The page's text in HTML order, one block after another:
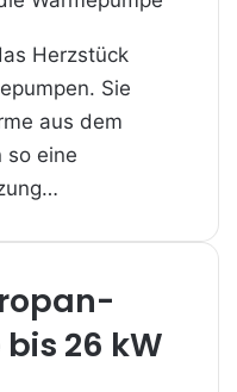
Herzstück
Sie
aus dem
so eine
26 kW